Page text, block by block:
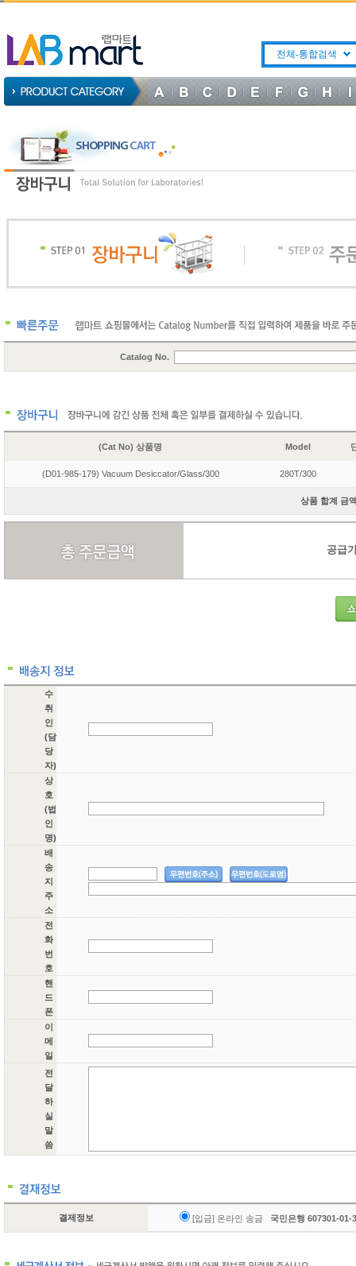
전체-통합검색
Catalog No.
(Cat No) 상품명 Model
(D01-985-179) Vacuum Desiccator/Glass/300 280T/300
상품 합계 금
공급
수
취
인
(담
당
자)
상
호
(법
인
명)
배
송
지
주
소
전
화
번
호
핸
드
폰
이
메
일
전
달
하
실
말
씀
결제정보 [입금] 온라인 송금 국민은행 607301-